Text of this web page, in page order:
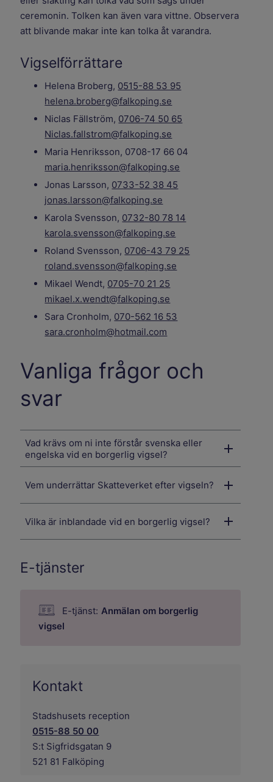
ceremonin. Tolken kan även vara vittne. Observera
att blivande makar inte kan tolka åt varandra.
Vigselförrättare
Helena Broberg, 0515-88 53 95
helena.broberg@falkoping.se
Niclas Fällström, 0706-74 50 65
Niclas.fallstrom@falkoping.se
Maria Henriksson, 0708-17 66 04
maria.henriksson@falkoping.se
Jonas Larsson, 0733-52 38 45
jonas.larsson@falkoping.se
Karola Svensson, 0732-80 78 14
karola.svensson@falkoping.se
Roland Svensson, 0706-43 79 25
roland.svensson@falkoping.se
Mikael Wendt, 0705-70 21 25
mikael.x.wendt@falkoping.se
Sara Cronholm, 070-562 16 53
sara.cronholm@hotmail.com
Vanliga frågor och
svar
Vad krävs om ni inte förstår svenska eller
engelska vid en borgerlig vigsel?
Vem underrättar Skatteverket efter vigseln?
Vilka är inblandade vid en borgerlig vigsel?
E-tjänster
E-tjänst: Anmälan om borgerlig
vigsel
Kontakt
Stadshusets reception
0515-88 50 00
S:t Sigfridsgatan 9
521 81 Falköping